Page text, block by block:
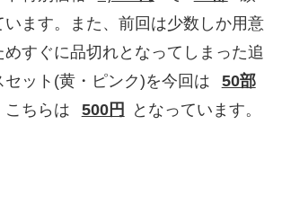
ます。また、前回は少数しか用意
めすぐに品切れとなってしまった追
ット(黄・ピンク)を今回は
50部
こちらは
500円 となっています。